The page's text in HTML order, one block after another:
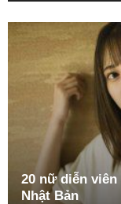
20 nữ diễn
Nhật Bản